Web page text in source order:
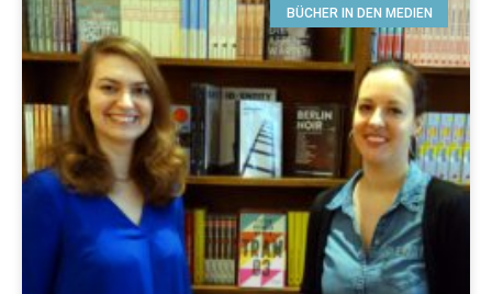
BÜCHER IN DEN MEDIEN